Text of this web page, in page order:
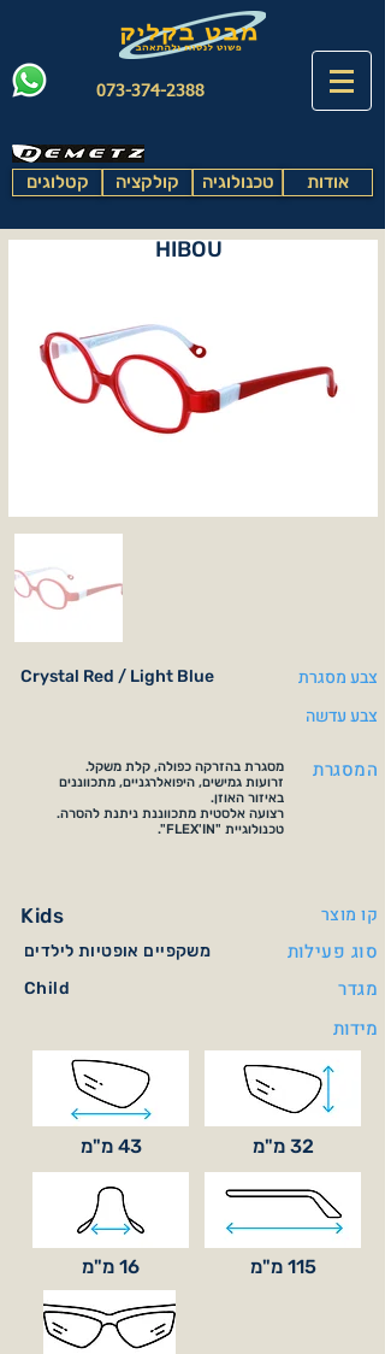
073-374-2388
קטלוגים קולקציה טכנולוגיה אודות
HIBOU
Crystal Red / Light Blue
צבע מסגרת
צבע עדשה
מסגרת בהזרקה כפולה, קלת משקל.
זרועות גמישים, היפואלרגניים, מתכווננים
באיזור האוזן.
רצועה אלסטית מתכווננת ניתנת להסרה.
טכנולוגיית "FLEX'IN".
המסגרת
Kids קו מוצר
משקפיים אופטיות לילדים סוג פעילות
Child
מגדר
מידות
43 מ"מ 32 מ"מ
16 מ"מ 115 מ"מ